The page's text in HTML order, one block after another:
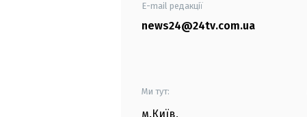
E-mail редакції
news24@24tv.com.ua
Ми тут:
м.Київ,